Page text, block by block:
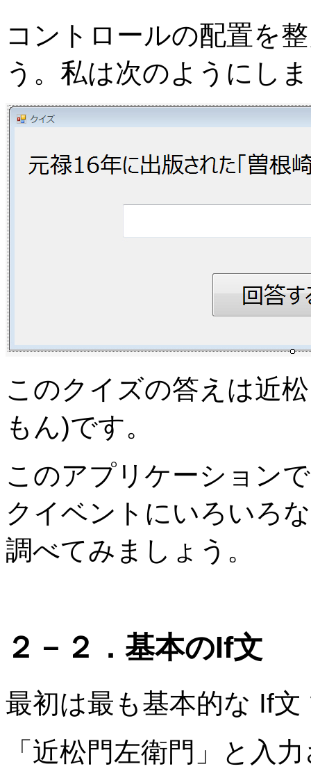
コントロールの配置を
う。私は次のようにし
このクイズの答えは近
もん)です。
このアプリケーション
クイベントにいろいろ
調べてみましょう。
２－２．基本のIf文
最初は最も基本的な If文
「近松門左衛門」と入